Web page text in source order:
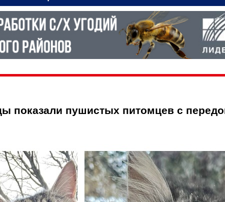
показали пушистых питомцев с